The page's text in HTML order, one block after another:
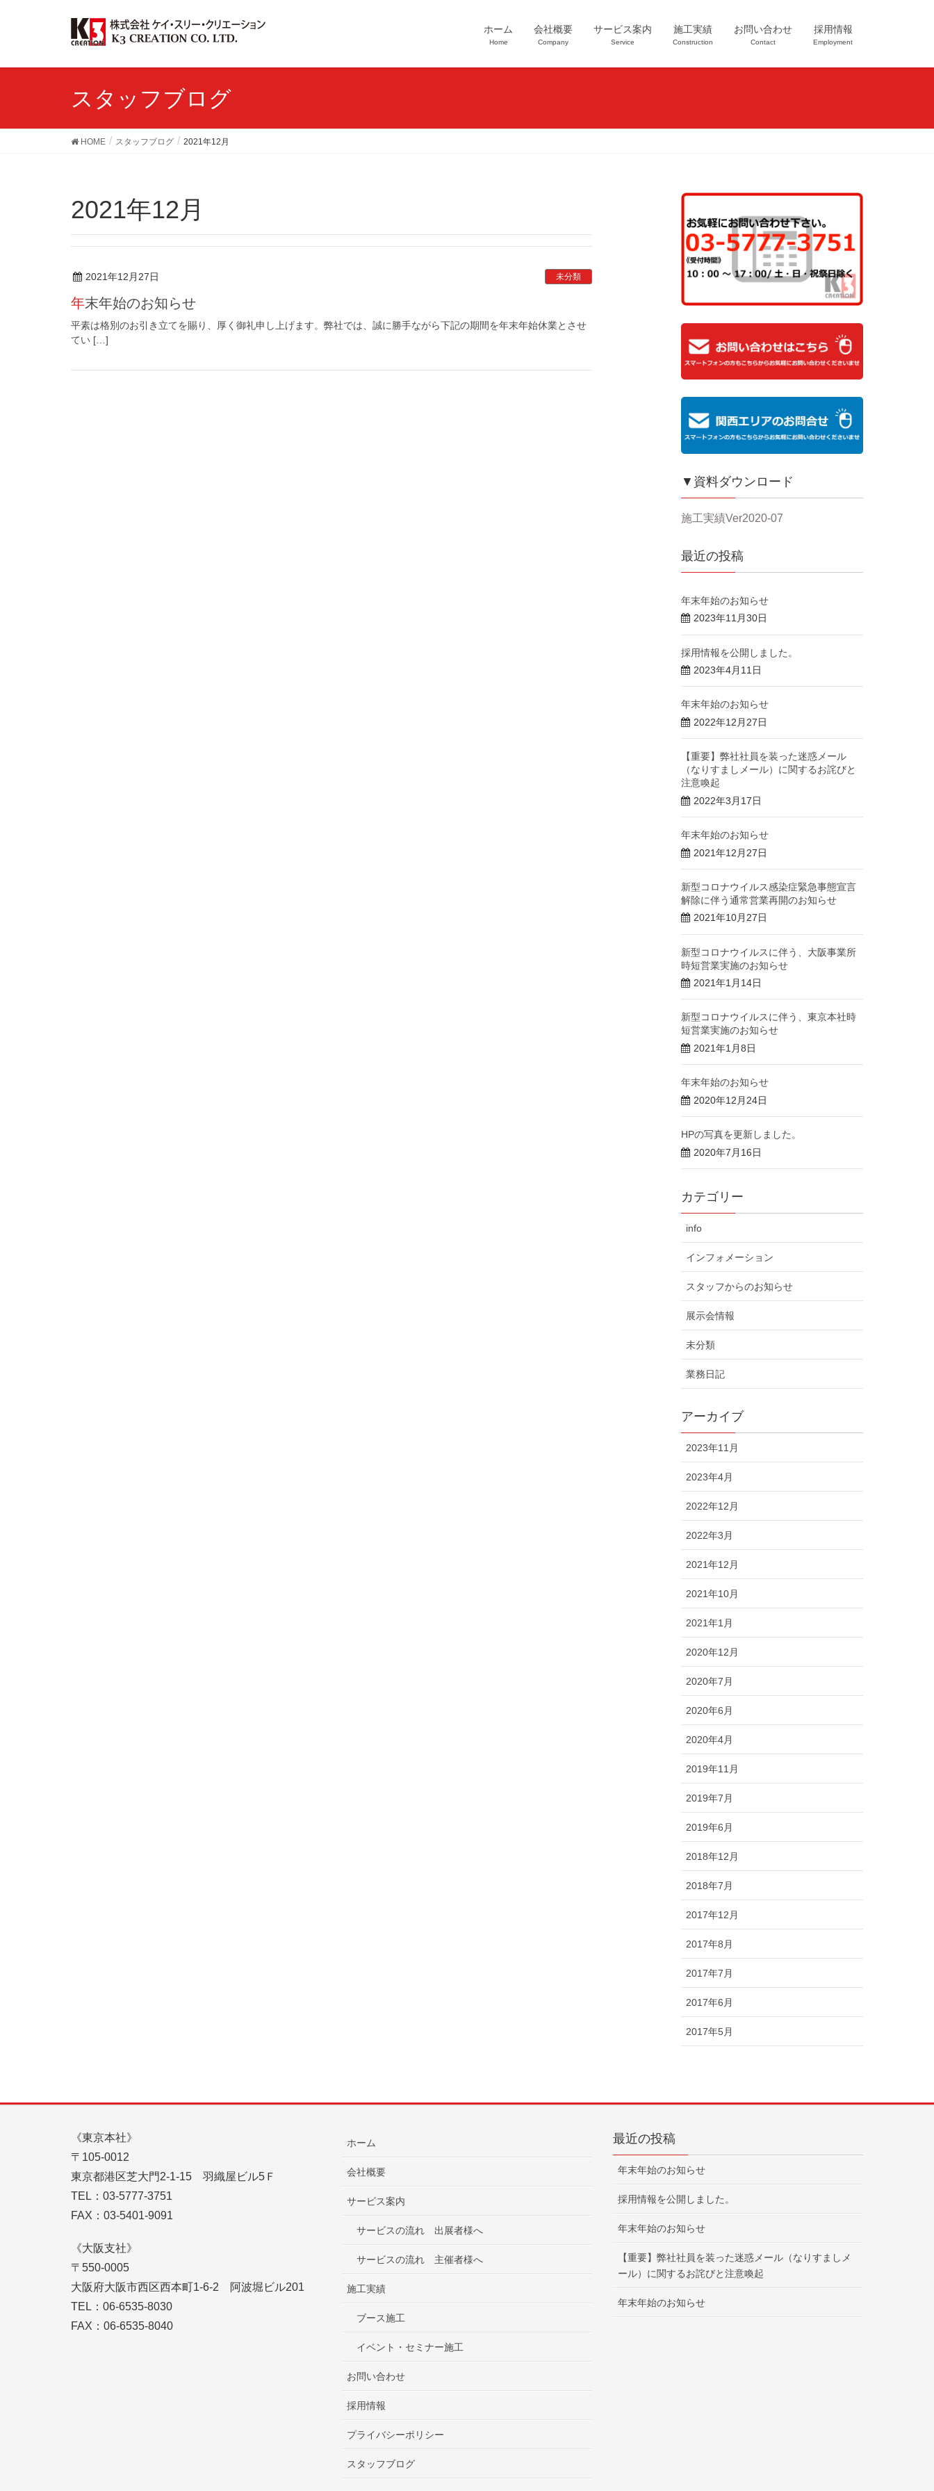
ホーム
Home
会社概要
Company
サービス案内
Service
施工実績
Construction
お問い合わせ
Contact
採用情報
Employment
スタッフブログ
HOME スタッフブログ 2021年12月
2021年12月
2021年12月27日 未分類
年末年始のお知らせ
平素は格別のお引き立てを賜り、厚く御礼申し上げます。弊社では、誠に勝手ながら下記の期間を年末年始休業とさせ
てい […]
▼資料ダウンロード
施工実績Ver2020-07
最近の投稿
年末年始のお知らせ
2023年11月30日
採用情報を公開しました。
2023年4月11日
年末年始のお知らせ
2022年12月27日
【重要】弊社社員を装った迷惑メール
（なりすましメール）に関するお詫びと
注意喚起
2022年3月17日
年末年始のお知らせ
2021年12月27日
新型コロナウイルス感染症緊急事態宣言
解除に伴う通常営業再開のお知らせ
2021年10月27日
新型コロナウイルスに伴う、大阪事業所
時短営業実施のお知らせ
2021年1月14日
新型コロナウイルスに伴う、東京本社時
短営業実施のお知らせ
2021年1月8日
年末年始のお知らせ
2020年12月24日
HPの写真を更新しました。
2020年7月16日
カテゴリー
info
インフォメーション
スタッフからのお知らせ
展示会情報
未分類
業務日記
アーカイブ
2023年11月
2023年4月
2022年12月
2022年3月
2021年12月
2021年10月
2021年1月
2020年12月
2020年7月
2020年6月
2020年4月
2019年11月
2019年7月
2019年6月
2018年12月
2018年7月
2017年12月
2017年8月
2017年7月
2017年6月
2017年5月
《東京本社》
〒105-0012
東京都港区芝大門2-1-15 羽織屋ビル5Ｆ
TEL：03-5777-3751
FAX：03-5401-9091
《大阪支社》
〒550-0005
大阪府大阪市西区西本町1-6-2 阿波堀ビル201
TEL：06-6535-8030
FAX：06-6535-8040
ホーム
会社概要
サービス案内
サービスの流れ 出展者様へ
サービスの流れ 主催者様へ
施工実績
ブース施工
イベント・セミナー施工
お問い合わせ
採用情報
プライバシーポリシー
スタッフブログ
最近の投稿
年末年始のお知らせ
採用情報を公開しました。
年末年始のお知らせ
【重要】弊社社員を装った迷惑メール（なりすましメ
ール）に関するお詫びと注意喚起
年末年始のお知らせ